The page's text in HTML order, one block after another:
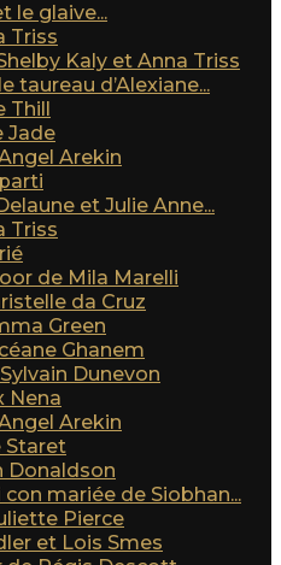
le glaive...
Triss
Kaly et Anna Triss
taureau d’Alexiane...
Thill
Jade
Arekin
et Julie Anne...
Triss
de Mila Marelli
da Cruz
Green
Ghanem
Dunevon
Nena
Arekin
Staret
Donaldson
mariée de Siobhan...
Pierce
et Lois Smes